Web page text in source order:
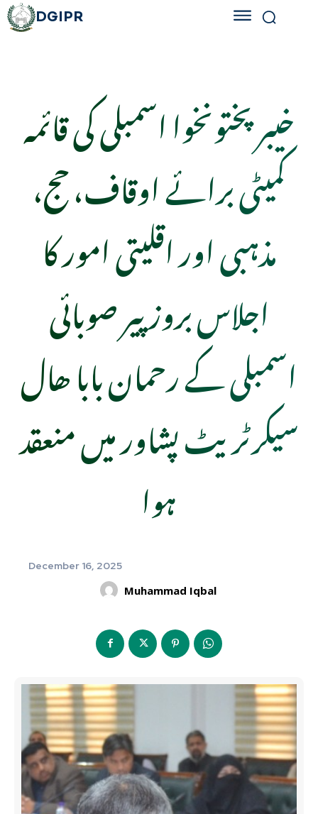
DGIPR
خیبر پختونخوا اسمبلی کی قائمہ
کمیٹی برائے اوقاف، حج،
مذہبی اور اقلیتی امور کا
اجلاس بروز پیر صوبائی
اسمبلی کے رحمان بابا ھال
سیکرٹریٹ پشاور میں منعقد
ہوا
December 16, 2025
Muhammad Iqbal